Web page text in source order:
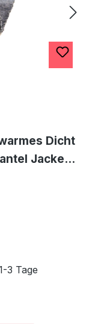
Dicht
Jacke
3 Tage